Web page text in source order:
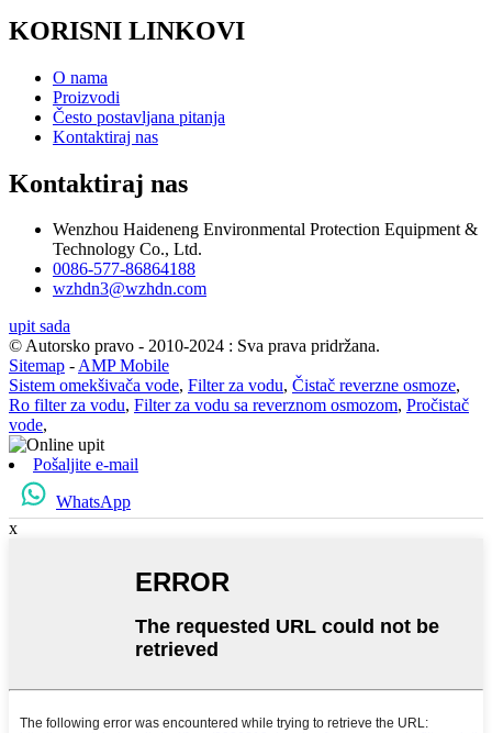
KORISNI LINKOVI
O nama
Proizvodi
Često postavljana pitanja
Kontaktiraj nas
Kontaktiraj nas
Wenzhou Haideneng Environmental Protection Equipment &
Technology Co., Ltd.
0086-577-86864188
wzhdn3@wzhdn.com
upit sada
© Autorsko pravo - 2010-2024 : Sva prava pridržana.
Sitemap -AMP Mobile
Sistem omekšivača vode, Filter za vodu, Čistač reverzne osmoze,
Ro filter za vodu, Filter za vodu sa reverznom osmozom, Pročistač
vode,
Pošaljite e-mail
WhatsApp
x